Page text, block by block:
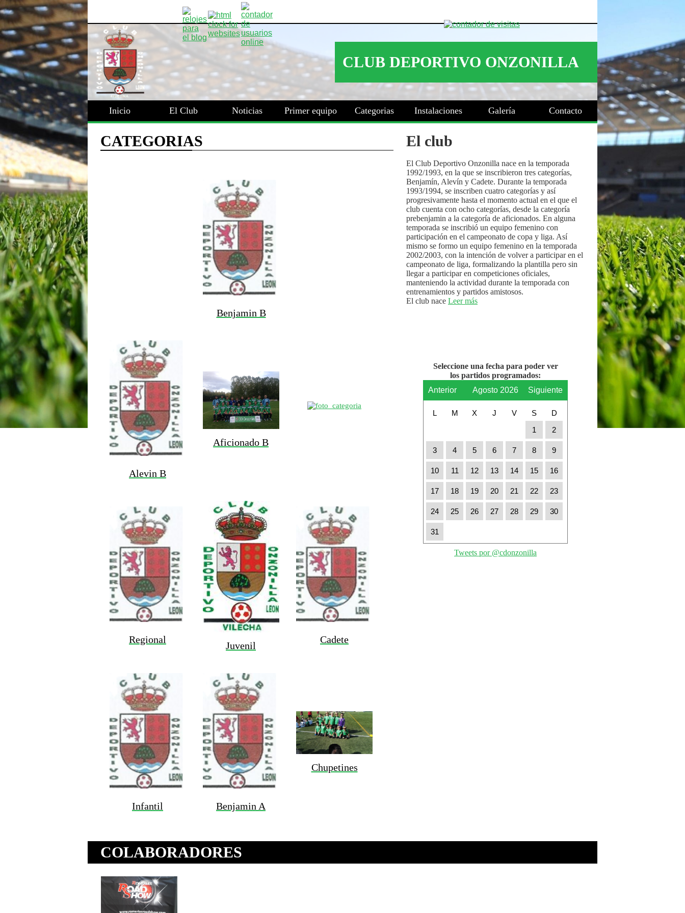
Inicio El Club Noticias Primer equipo Categorias Instalaciones Galería Contacto
Benjamin B
Alevin B
Aficionado B
Regional
Juvenil
Cadete
Infantil Benjamin A
Chupetines
El club
El Club Deportivo Onzonilla nace en la temporada
1992/1993, en la que se inscribieron tres categorías,
Benjamín, Alevín y Cadete. Durante la temporada
1993/1994, se inscriben cuatro categorías y así
progresivamente hasta el momento actual en el que el
club cuenta con ocho categorías, desde la categoría
prebenjamin a la categoría de aficionados. En alguna
temporada se inscribió un equipo femenino con
participación en el campeonato de copa y liga. Así
mismo se formo un equipo femenino en la temporada
2002/2003, con la intención de volver a participar en el
campeonato de liga, formalizando la plantilla pero sin
llegar a participar en competiciones oficiales,
manteniendo la actividad durante la temporada con
entrenamientos y partidos amistosos.
El club nace Leer más
Seleccione una fecha para poder ver
los partidos programados:
Anterior
Agosto 2026 Siguiente
L M X J V S
D
1
2
3 4 5 6 7 8 9
10 11 12 13 14 15 16
17 18 19 20 21 22 23
24 25 26 27 28 29 30
31
Tweets por @cdonzonilla